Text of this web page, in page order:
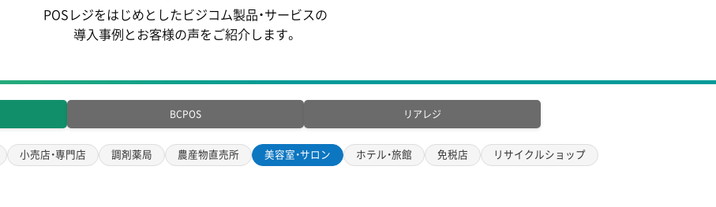
POSレジをはじめとしたビジコム製品・サービスの
導入事例とお客様の声をご紹介します。
BCPOS リアレジ
小売店・専門店 調剤薬局 農産物直売所 美容室・サロン ホテル・旅館 免税店 リサイクルショップ